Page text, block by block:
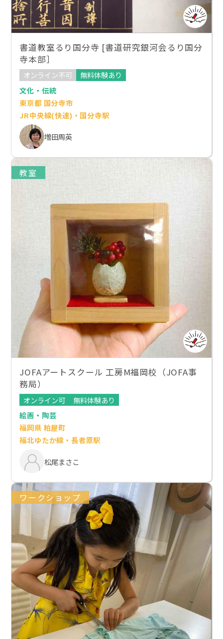
書道教室るり国分寺 [書道研究銀河会るり国分
寺本部］
オンライン不可
無料体験あり
文化・伝統
東京都 国分寺市
JR中央線(快速)・国分寺駅
増田周英
教室
JOFAアートスクール 工房M福岡校（JOFA事
務局）
オンライン可
無料体験あり
絵画・陶芸
福岡県 粕屋町
福北ゆたか線・長者原駅
松尾まさこ
ワークショップ